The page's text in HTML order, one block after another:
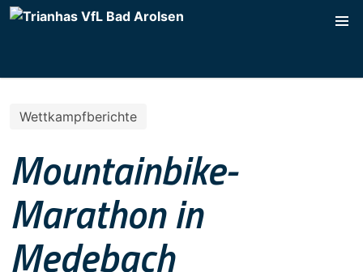
Wettkampfberichte
Mountainbike-
Marathon in
Medebach